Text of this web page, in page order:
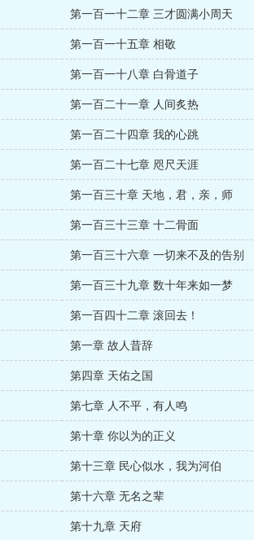
第一百一十二章 三才圆满小周天
第一百一十五章 相敬
第一百一十八章 白骨道子
第一百二十一章 人间炙热
第一百二十四章 我的心跳
第一百二十七章 咫尺天涯
第一百三十章 天地，君，亲，师
第一百三十三章 十二骨面
第一百三十六章 一切来不及的告别
第一百三十九章 数十年来如一梦
第一百四十二章 滚回去！
第一章 故人昔辞
第四章 天佑之国
第七章 人不平，有人鸣
第十章 你以为的正义
第十三章 民心似水，我为河伯
第十六章 无名之辈
第十九章 天府